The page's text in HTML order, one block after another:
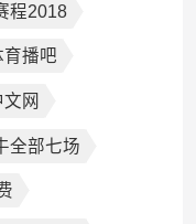
程2018
播吧
网
全部七场